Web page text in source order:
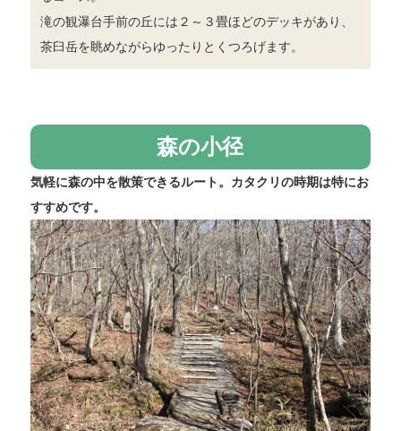
滝の観瀑台手前の丘には２～３畳ほどのデッキがあり、
茶臼岳を眺めながらゆったりとくつろげます。
森の小径
気軽に森の中を散策できるルート。カタクリの時期は特にお
すすめです。